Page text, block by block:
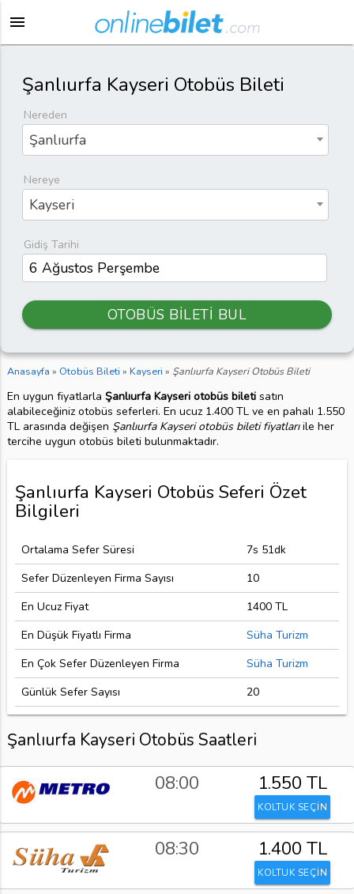
menu
Şanlıurfa Kayseri Otobüs Bileti
Nereden
Şanlıurfa
Nereye
Kayseri
Gidiş Tarihi
OTOBÜS BİLETİ BUL
Anasayfa » Otobüs Bileti » Kayseri » Şanlıurfa Kayseri Otobüs Bileti
En uygun fiyatlarla Şanlıurfa Kayseri otobüs biletisatın
alabileceğiniz otobüs seferleri. En ucuz 1.400 TL ve en pahalı 1.550
TL arasında değişen Şanlıurfa Kayseri otobüs bileti fiyatlarıile her
tercihe uygun otobüs bileti bulunmaktadır.
Şanlıurfa Kayseri Otobüs Seferi Özet
Bilgileri
Ortalama Sefer Süresi
7s 51dk
Sefer Düzenleyen Firma Sayısı
10
En Ucuz Fiyat
1400 TL
En Düşük Fiyatlı Firma
Süha Turizm
En Çok Sefer Düzenleyen Firma
Süha Turizm
Günlük Sefer Sayısı
20
Şanlıurfa Kayseri Otobüs Saatleri
08:00 1.550 TL
KOLTUK SEÇİN
08:30 1.400 TL
KOLTUK SEÇİN